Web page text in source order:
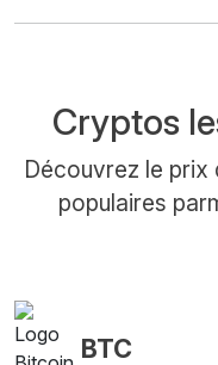
Cryptos
Découvrez le prix
populaires
BTC